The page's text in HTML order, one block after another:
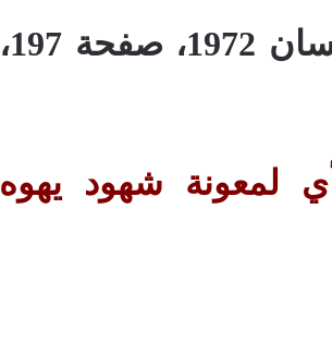
في مجلة برج المراقبة في 1 نيسان 1972، صفحة 197،
لمعونة شهود يهوه